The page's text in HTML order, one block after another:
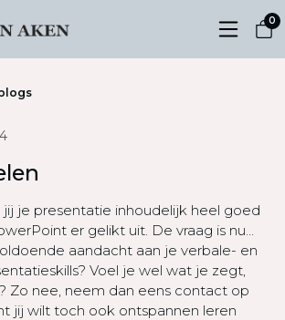
0
jij je presentatie inhoudelijk heel goed
er gelikt uit. De vraag is nu…
aandacht aan je verbale- en
Voel je wel wat je zegt,
Zo nee, neem dan eens contact op
jij wilt toch ook ontspannen leren